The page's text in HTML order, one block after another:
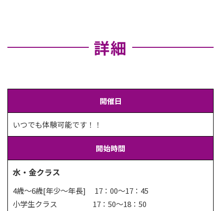
詳細
開催日
いつでも体験可能です！！
開始時間
水・金クラス
4歳～6歳[年少～年長] 17：00～17：45
小学生クラス 17：50～18：50